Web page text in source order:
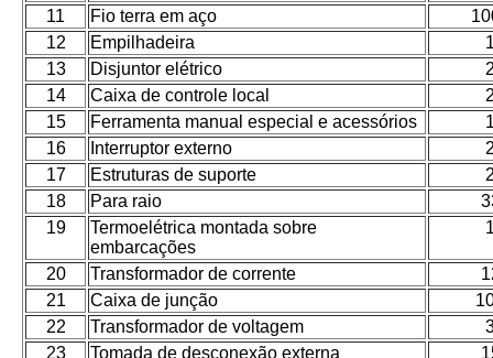
11
Fio terra em aço
12
Empilhadeira
13
Disjuntor elétrico
14
Caixa de controle local
15
Ferramenta manual especial e acessórios
16
Interruptor externo
17
Estruturas de suporte
18
Para raio
19
Termoelétrica montada sobre
embarcações
20 Transformador de corrente
21
Caixa de junção
22
Transformador de voltagem
23
Tomada de desconexão externa